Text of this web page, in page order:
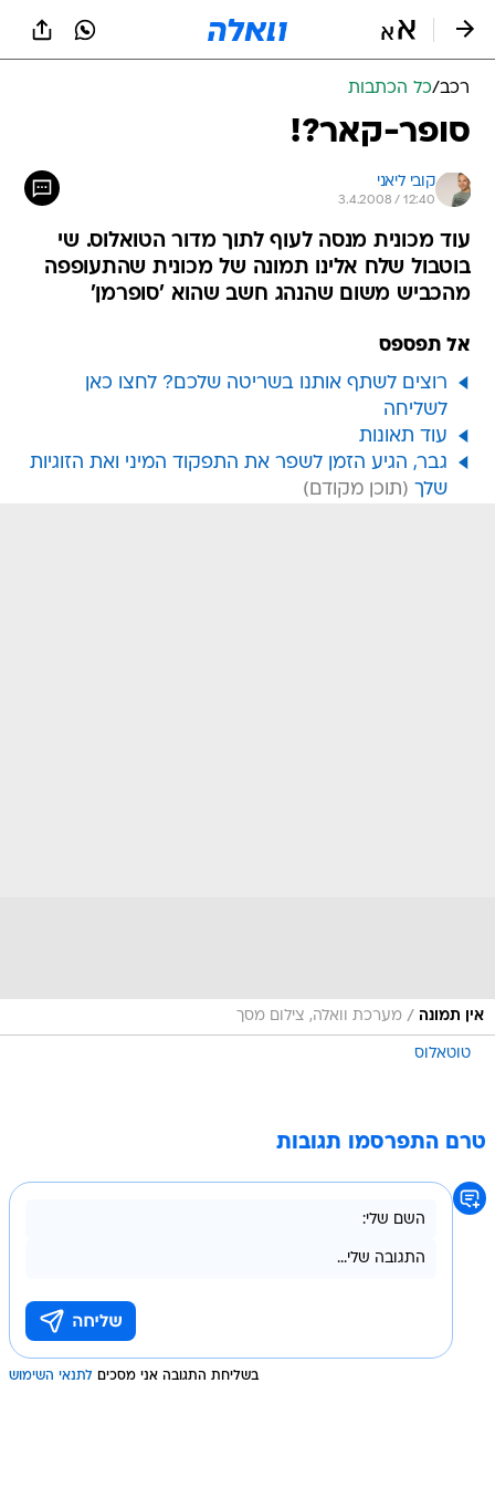
רכב/כל הכתבות
סופר-קאר?!
קובי ליאני
3.4.2008 / 12:40
עוד מכונית מנסה לעוף לתוך מדור הטואלוס. שי
בוטבול שלח אלינו תמונה של מכונית שהתעופפה
מהכביש משום שהנהג חשב שהוא 'סופרמן'
אל תפספס
רוצים לשתף אותנו בשריטה שלכם? לחצו כאן
לשליחה
עוד תאונות
גבר, הגיע הזמן לשפר את התפקוד המיני ואת הזוגיות
שלך
אין תמונה / מערכת וואלה, צילום מסך
טוטאלוס
טרם התפרסמו תגובות
בשליחת התגובה אני מסכים לתנאי השימוש